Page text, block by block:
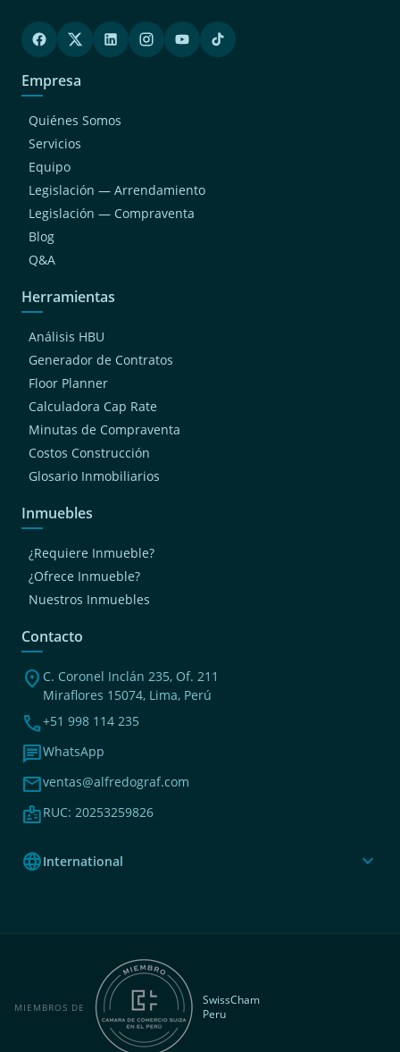
Empresa
Quiénes Somos
Servicios
Equipo
Legislación — Arrendamiento
Legislación — Compraventa
Blog
Q&A
Herramientas
Análisis HBU
Generador de Contratos
Floor Planner
Calculadora Cap Rate
Minutas de Compraventa
Costos Construcción
Glosario Inmobiliarios
Inmuebles
¿Requiere Inmueble?
¿Ofrece Inmueble?
Nuestros Inmuebles
Contacto
location_on C. Coronel Inclán 235, Of. 211
Miraflores 15074, Lima, Perú
phone+51 998 114 235
chatWhatsApp
mailventas@alfredograf.com
badgeRUC: 20253259826
languageInternational expand_more
MIEMBROS DE
SwissCham
Peru